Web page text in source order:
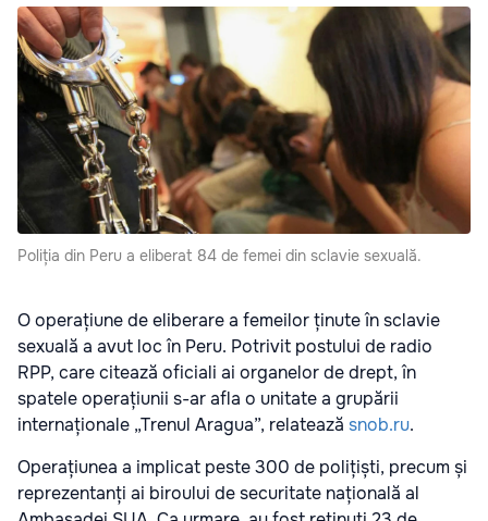
Poliția din Peru a eliberat 84 de femei din sclavie sexuală.
O operațiune de eliberare a femeilor ținute în sclavie
sexuală a avut loc în Peru. Potrivit postului de radio
RPP, care citează oficiali ai organelor de drept, în
spatele operațiunii s-ar afla o unitate a grupării
internaționale „Trenul Aragua”, relatează snob.ru.
Operațiunea a implicat peste 300 de polițiști, precum și
reprezentanți ai biroului de securitate națională al